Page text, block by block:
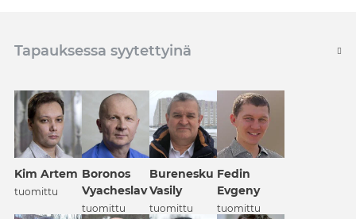
Tapauksessa syytettyinä
Kim Artem
tuomittu
Boronos
Vyacheslav
tuomittu
Burenesku
Vasily
tuomittu
Fedin
Evgeny
tuomittu